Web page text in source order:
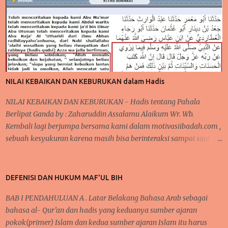
pertemuan kali ini yakni KEBIASAAN dan KETEKUNAN.
Pernahkah anda mendengar pepatah 'ala bisa karena biasa'?
Suatu kegiatan akan mudah terlaksana dan diselesaikan, karena
proses kerjanya sudah biasa dilakukan sebelumnya. Seperti halnya
pelajaran matematika, fisika, kimia, serta pelajaran lainnya yang
membutu...
NILAI KEBAIKAN DAN KEBURUKAN dalam Hadis
NILAI KEBAIKAN DAN KEBURUKAN - Hadis tentang Pahala
Berlipat Ganda by : Zaharuddin Assalamu Alaikum Wr. Wb.
Kembali lagi berjumpa bersama kami dalam motivasiibadah.com ,
sebuah kesyukuran karena masih bisa berinteraksi sampai saat
kebaikan dan menjauhkan kita dari jalan keburukan. Pada
konsistensi dalam beribadah, baik dari segi mengontrol mindset
dan niat dalam beribadah, begitupula karena faktor kebiasaan
yang bisa membantu seseorang agar tetap semangat dalam
DEFENISI DAN HUKUM MAF'UL BIH
BAB I PENDAHULUAN A . Latar Belakang Bahasa Arab sebagai
bahasa al- Qur’an dan hadis yang keduanya sumber ajaran
pokok(primer) Islam dan kedua sumber ajaran Islam itu harus